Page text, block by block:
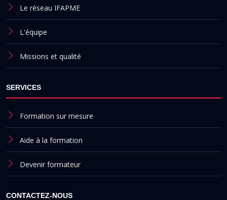
Le réseau IFAPME
L'équipe
Missions et qualité
SERVICES
Formation sur mesure
Aide à la formation
Devenir formateur
CONTACTEZ-NOUS